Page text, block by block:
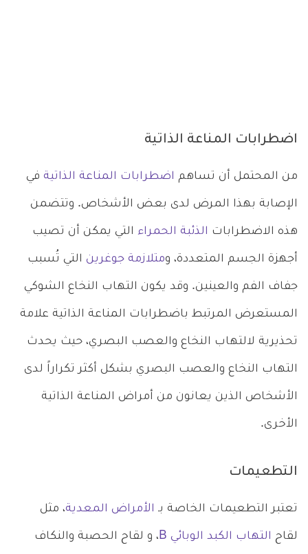
اضطرابات المناعة الذاتية
من المحتمل أن تساهم اضطرابات المناعة الذاتية في
الإصابة بهذا المرض لدى بعض الأشخاص. وتتضمن
هذه الاضطرابات الذئبة الحمراء التي يمكن أن تصيب
أجهزة الجسم المتعددة، ومتلازمة جوغرين التي تُسبب
جفاف الفم والعينين. وقد يكون التهاب النخاع الشوكي
المستعرض المرتبط باضطرابات المناعة الذاتية علامة
تحذيرية لالتهاب النخاع والعصب البصري، حيث يحدث
التهاب النخاع والعصب البصري بشكل أكثر تكراراً لدى
الأشخاص الذين يعانون من أمراض المناعة الذاتية
الأخرى.
التطعيمات
تعتبر التطعيمات الخاصة بـ الأمراض المعدية، مثل
لقاح التهاب الكبد الوبائي B ، و لقاح الحصبة والنكاف